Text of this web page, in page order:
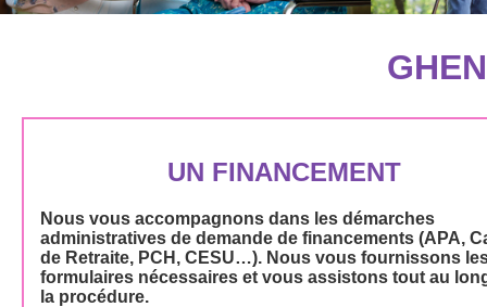
UN FINANCEMENT
Nous vous accompagnons dans les démarches
administratives de demande de financements (APA,
de Retraite, PCH, CESU…). Nous vous fournissons
formulaires nécessaires et vous assistons tout au
la procédure.